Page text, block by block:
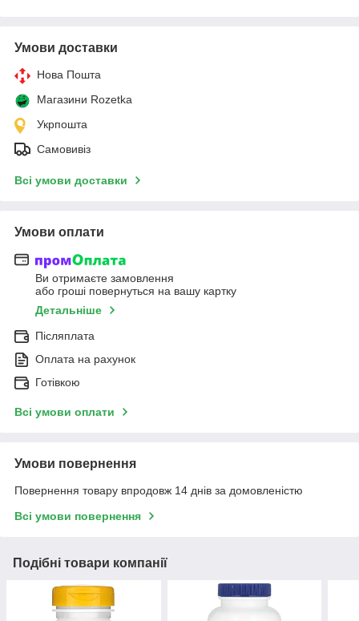
Умови доставки
Нова Пошта
Магазини Rozetka
Укрпошта
Самовивіз
Всі умови доставки
Умови оплати
Ви отримаєте замовлення
або гроші повернуться на вашу картку
Детальніше
Післяплата
Оплата на рахунок
Готівкою
Всі умови оплати
Умови повернення
Повернення товару впродовж 14 днів за домовленістю
Всі умови повернення
Подібні товари компанії